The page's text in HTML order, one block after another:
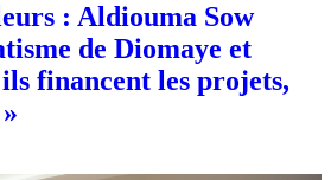
: Aldiouma Sow
de Diomaye et
financent les projets,